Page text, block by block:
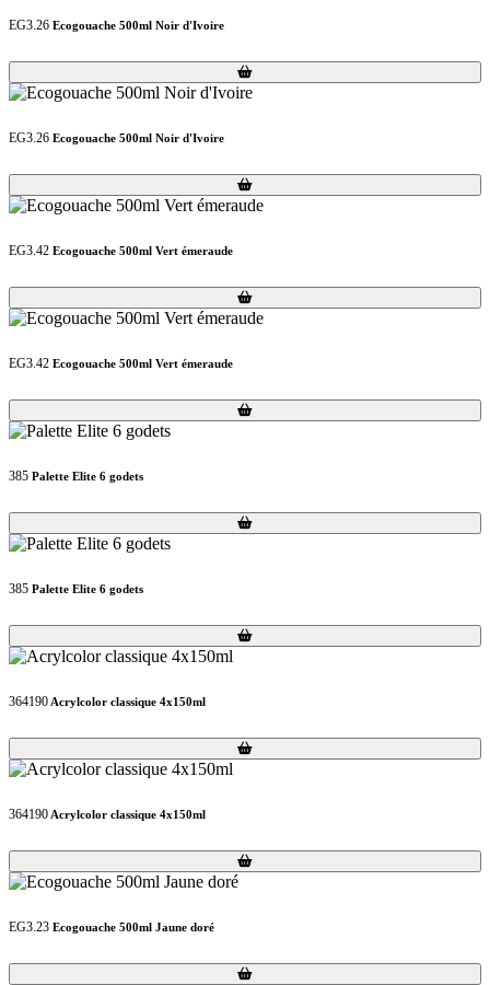
EG3.26 Ecogouache 500ml Noir d'Ivoire
Loading...
Loading...
EG3.26 Ecogouache 500ml Noir d'Ivoire
Loading...
Loading...
EG3.42 Ecogouache 500ml Vert émeraude
Loading...
Loading...
EG3.42 Ecogouache 500ml Vert émeraude
Loading...
Loading...
385 Palette Elite 6 godets
Loading...
Loading...
385 Palette Elite 6 godets
Loading...
Loading...
364190 Acrylcolor classique 4x150ml
Loading...
Loading...
364190 Acrylcolor classique 4x150ml
Loading...
Loading...
EG3.23 Ecogouache 500ml Jaune doré
Loading...
Loading...